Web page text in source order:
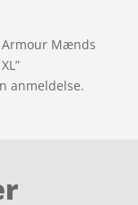
Mænds
anmeldelse.